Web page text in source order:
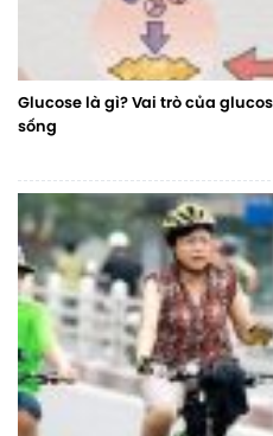
Glucose là gì? Vai trò của
sống